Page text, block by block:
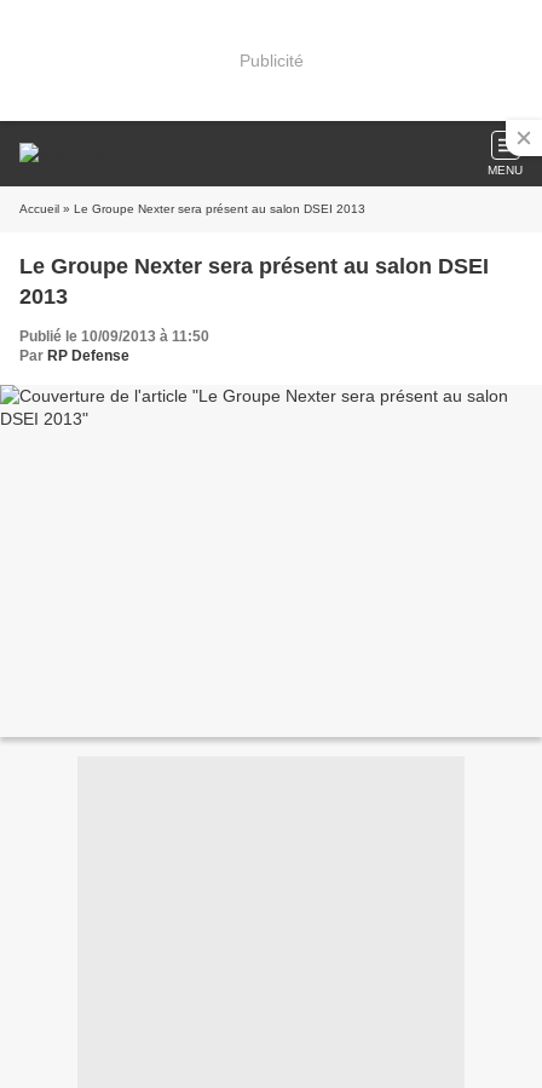
Publicité
MENU
Accueil » Le Groupe Nexter sera présent au salon DSEI 2013
Le Groupe Nexter sera présent au salon DSEI
2013
Publié le 10/09/2013 à 11:50
Par RP Defense